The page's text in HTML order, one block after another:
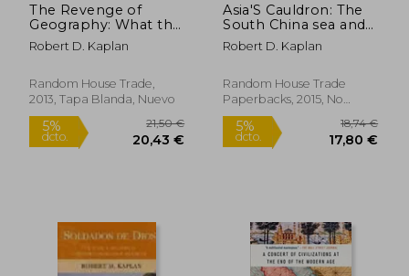
The Revenge of
Geography: What the
map Tells us About
Coming Conflicts and
Fate (en Inglés)
Robert D. Kaplan
Random House Trade,
2013, Tapa Blanda, Nuevo
Asia'S Cauldron: The
South China sea and
the end of a Stable
Pacific (en Inglés)
Robert D. Kaplan
Random House Trade
Paperbacks, 2015, No
Edición, Tapa Blanda,
Nuevo